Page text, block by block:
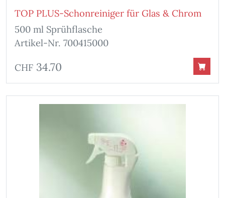
TOP PLUS-Schonreiniger für Glas & Chrom
500 ml Sprühflasche
Artikel-Nr. 700415000
CHF 34.70